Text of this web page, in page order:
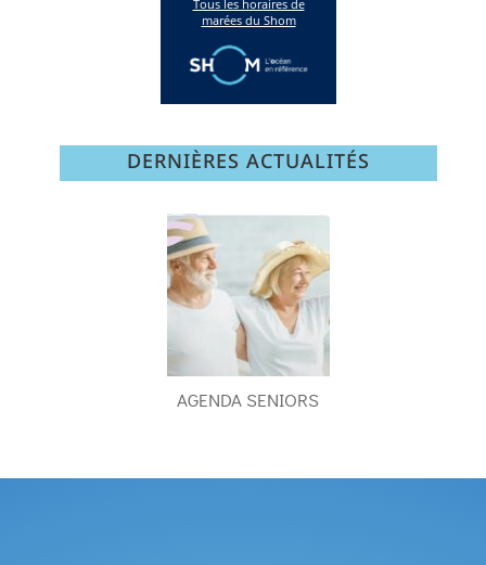
DERNIÈRES ACTUALITÉS
AGENDA SENIORS